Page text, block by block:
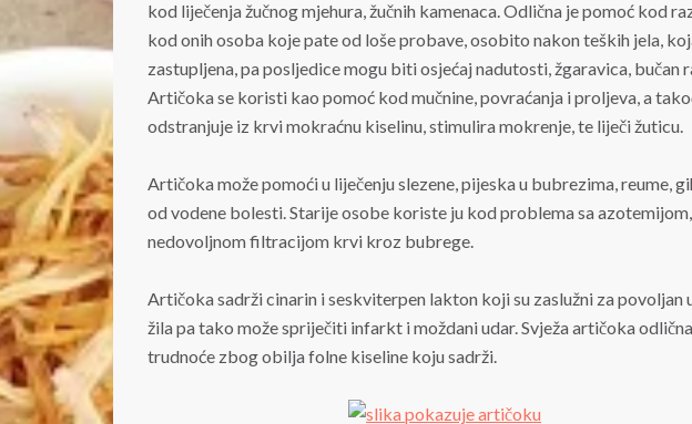
kod liječenja žučnog mjehura, žučnih kamenaca. Odlična je pomoć kod
kod onih osoba koje pate od loše probave, osobito nakon teških jela,
zastupljena, pa posljedice mogu biti osjećaj nadutosti, žgaravica, bučan
Artičoka se koristi kao pomoć kod mučnine, povraćanja i proljeva, a
odstranjuje iz krvi mokraćnu kiselinu, stimulira mokrenje, te liječi žuticu.
Artičoka može pomoći u liječenju slezene, pijeska u bubrezima, reume,
od vodene bolesti. Starije osobe koriste ju kod problema sa
nedovoljnom filtracijom krvi kroz bubrege.
Artičoka sadrži cinarin i seskviterpen lakton koji su zaslužni za povoljan
žila pa tako može spriječiti infarkt i moždani udar. Svježa artičoka
trudnoće zbog obilja folne kiseline koju sadrži.